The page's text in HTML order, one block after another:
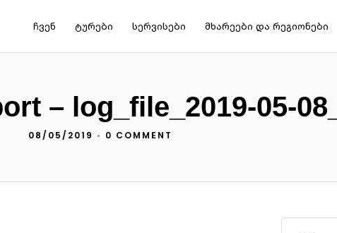
ჩვენ ტურები სერვისები მხარეები და რეგიონები
– log_file_2019-05-
08/05/2019 • 0 COMMENT